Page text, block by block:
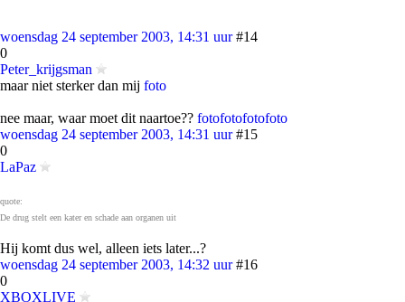
woensdag 24 september 2003, 14:31 uur #14
0
Peter_krijgsman
maar niet sterker dan mij foto
nee maar, waar moet dit naartoe?? fotofotofotofoto
woensdag 24 september 2003, 14:31 uur #15
0
LaPaz
quote:
De drug stelt een kater en schade aan organen uit
Hij komt dus wel, alleen iets later...?
woensdag 24 september 2003, 14:32 uur #16
0
XBOXLIVE